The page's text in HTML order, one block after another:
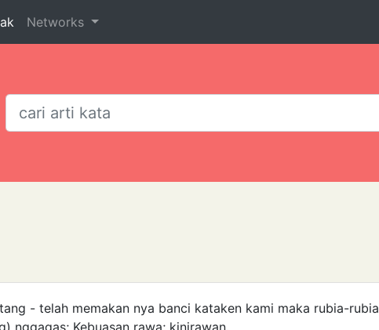
Networks
- telah memakan nya banci kataken kami maka rubia-rubia
nggagas; Kebuasan rawa; kinirawan.